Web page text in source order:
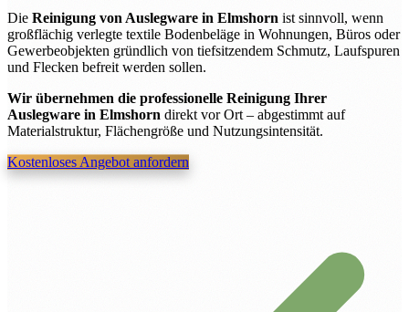
Die Reinigung von Auslegware in Elmshorn ist sinnvoll, wenn
großflächig verlegte textile Bodenbeläge in Wohnungen, Büros oder
Gewerbeobjekten gründlich von tiefsitzendem Schmutz, Laufspuren
und Flecken befreit werden sollen.
Wir übernehmen die professionelle Reinigung Ihrer
Auslegware in Elmshorn direkt vor Ort – abgestimmt auf
Materialstruktur, Flächengröße und Nutzungsintensität.
Kostenloses Angebot anfordern